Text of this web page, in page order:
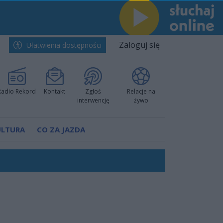
Ułatwienia dostępności Zaloguj się
Rekord Kontakt
Zgłoś
interwencję
Relacje na
żywo
CO ZA JAZDA